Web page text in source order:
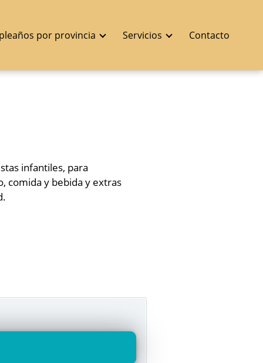
por provincia Servicios Contacto
infantiles, para
comida y bebida y extras